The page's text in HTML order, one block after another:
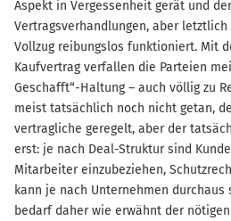
Aspekt in Vergessenheit gerät und
Vertragsverhandlungen, aber
Vollzug reibungslos funktioniert. Mit
Kaufvertrag verfallen die Parteien
Geschafft“-Haltung – auch völlig zu
meist tatsächlich noch nicht getan,
vertragliche geregelt, aber der
erst: je nach Deal-Struktur sind
Mitarbeiter einzubeziehen,
kann je nach Unternehmen durchaus
bedarf daher wie erwähnt der